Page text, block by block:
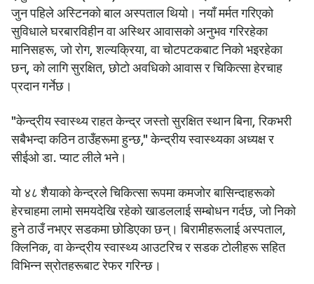
जुन पहिले अस्टिनको बाल अस्पताल थियो। नयाँ मर्मत गरिएको
सुविधाले घरबारविहीन वा अस्थिर आवासको अनुभव गरिरहेका
मानिसहरू, जो रोग, शल्यक्रिया, वा चोटपटकबाट निको भइरहेका
छन्, को लागि सुरक्षित, छोटो अवधिको आवास र चिकित्सा हेरचाह
प्रदान गर्नेछ।
"केन्द्रीय स्वास्थ्य राहत केन्द्र जस्तो सुरक्षित स्थान बिना, रिकभरी
सबैभन्दा कठिन ठाउँहरूमा हुन्छ," केन्द्रीय स्वास्थ्यका अध्यक्ष र
सीईओ डा. प्याट लीले भने।
यो ४८ शैयाको केन्द्रले चिकित्सा रूपमा कमजोर बासिन्दाहरूको
हेरचाहमा लामो समयदेखि रहेको खाडललाई सम्बोधन गर्दछ, जो निको
हुने ठाउँ नभएर सडकमा छोडिएका छन्। बिरामीहरूलाई अस्पताल,
क्लिनिक, वा केन्द्रीय स्वास्थ्य आउटरिच र सडक टोलीहरू सहित
विभिन्न स्रोतहरूबाट रेफर गरिन्छ।